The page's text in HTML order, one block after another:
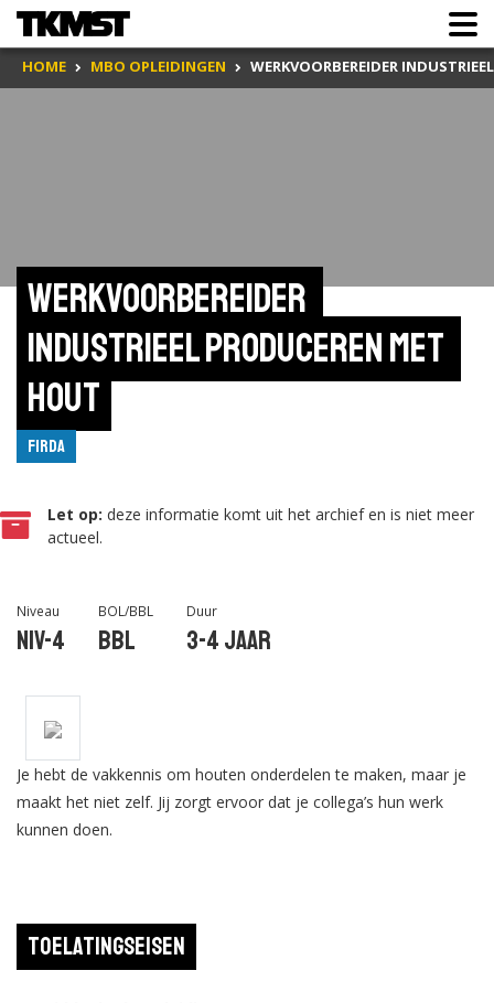
HOME MBO OPLEIDINGEN WERKVOORBEREIDER
Werkvoorbereider
industrieel produceren met
hout
Firda
Let op: deze informatie komt uit het archief en is niet meer
actueel.
Niveau
Niv-4
BOL/BBL
BBL
Duur
3-4 jaar
Je hebt de vakkennis om houten onderdelen te maken, maar je
maakt het niet zelf. Jij zorgt ervoor dat je collega’s hun werk
kunnen doen.
Toelatingseisen